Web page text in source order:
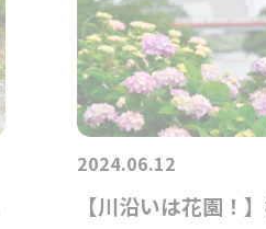
2024.06.12
【川沿いは花園！